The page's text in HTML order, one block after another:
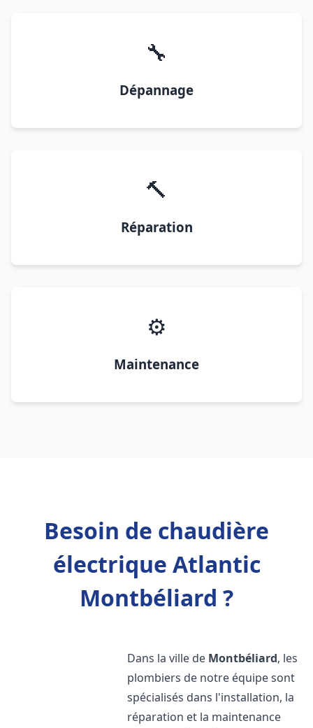
🔧
Dépannage
🔨
Réparation
⚙️
Maintenance
Besoin de chaudière
électrique Atlantic
Montbéliard ?
Dans la ville de Montbéliard, les
plombiers de notre équipe sont
spécialisés dans l'installation, la
réparation et la maintenance